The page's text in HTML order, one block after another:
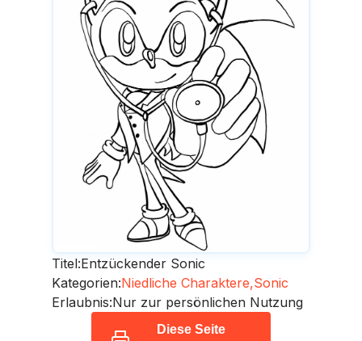
Titel:Entzückender Sonic
Kategorien:Niedliche Charaktere,Sonic
Erlaubnis:Nur zur persönlichen Nutzung
Diese Seite